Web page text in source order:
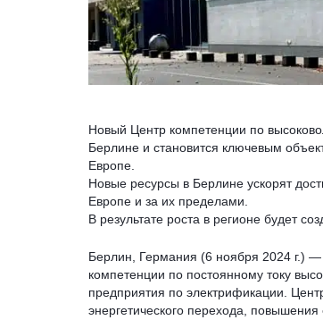
Новый Центр компетенции по
Берлине и становится ключевым
Европе.
Новые ресурсы в Берлине ускорят
Европе и за их пределами.
В результате роста в регионе будет
Берлин, Германия (6 ноября 2024 г.)
компетенции по постоянному току
предприятия по электрификации.
энергетического перехода,